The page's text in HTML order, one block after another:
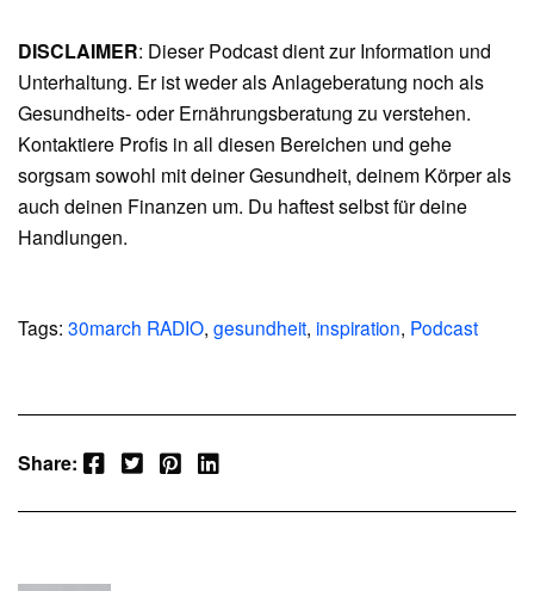
DISCLAIMER: Dieser Podcast dient zur Information und
Unterhaltung. Er ist weder als Anlageberatung noch als
Gesundheits- oder Ernährungsberatung zu verstehen.
Kontaktiere Profis in all diesen Bereichen und gehe
sorgsam sowohl mit deiner Gesundheit, deinem Körper als
auch deinen Finanzen um. Du haftest selbst für deine
Handlungen.
Tags: 30march RADIO, gesundheit, inspiration, Podcast
Share: Facebook Twitter Pinterest LinkedIn